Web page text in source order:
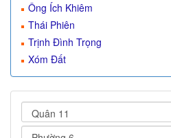
Ông Ích Khiêm
Thái Phiên
Trịnh Đình Trọng
Xóm Đất